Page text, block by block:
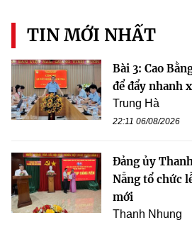
TIN MỚI NHẤT
Bài 3: Cao
để đẩy nhanh
Trung Hà
22:11 06/08/2026
Đảng ủy
Nẵng tổ chức
mới
Thanh Nhung